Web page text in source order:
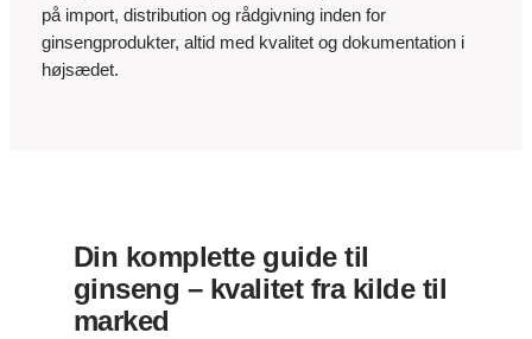
på import, distribution og rådgivning inden for
ginsengprodukter, altid med kvalitet og dokumentation i
højsædet.
Din komplette guide til
ginseng – kvalitet fra kilde til
marked